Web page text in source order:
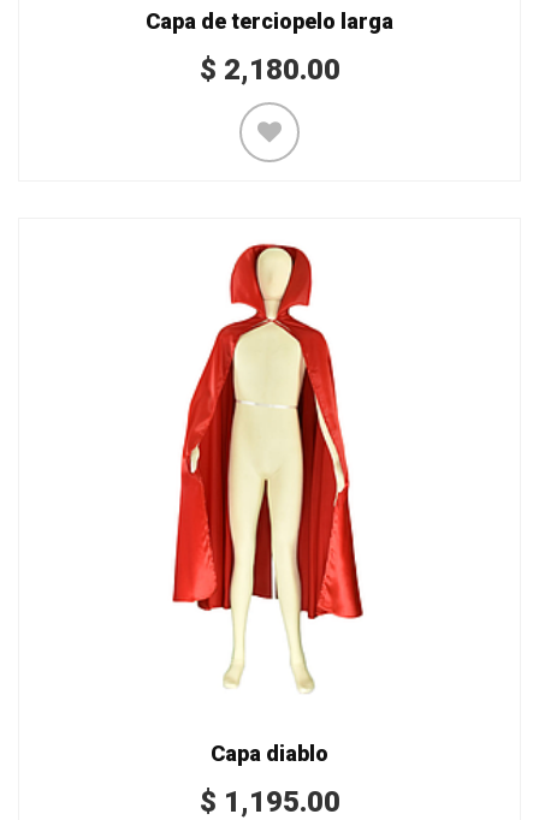
Capa de terciopelo larga
$ 2,180.00
Capa diablo
$ 1,195.00